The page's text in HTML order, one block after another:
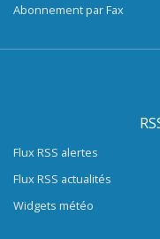
Abonnement par Fax
Flux RSS alertes
Flux RSS actualités
Widgets météo